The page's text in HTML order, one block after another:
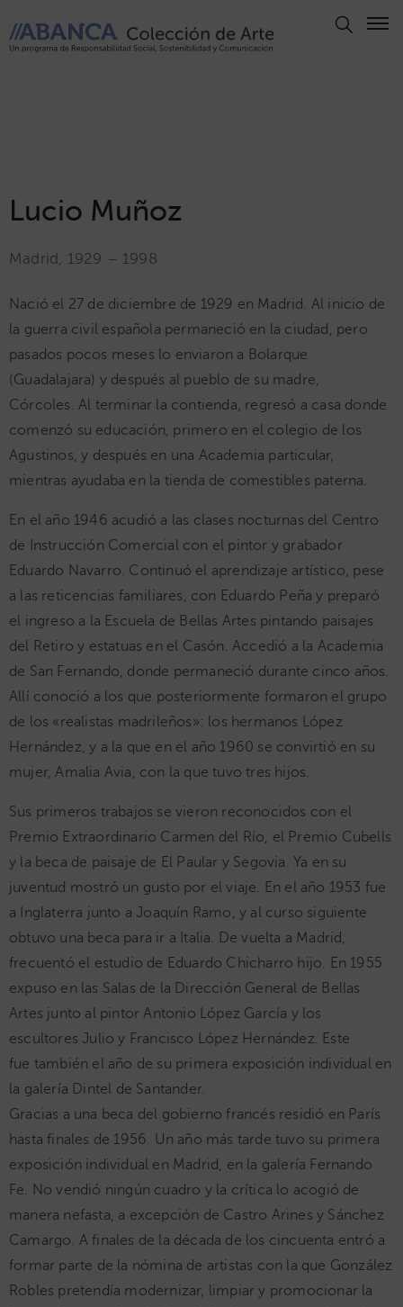
Lucio Muñoz
Madrid, 1929 – 1998
Nació el 27 de diciembre de 1929 en Madrid. Al inicio de
la guerra civil española permaneció en la ciudad, pero
pasados pocos meses lo enviaron a Bolarque
(Guadalajara) y después al pueblo de su madre,
Córcoles. Al terminar la contienda, regresó a casa donde
comenzó su educación, primero en el colegio de los
Agustinos, y después en una Academia particular,
mientras ayudaba en la tienda de comestibles paterna.
En el año 1946 acudió a las clases nocturnas del Centro
de Instrucción Comercial con el pintor y grabador
Eduardo Navarro. Continuó el aprendizaje artístico, pese
a las reticencias familiares, con Eduardo Peña y preparó
el ingreso a la Escuela de Bellas Artes pintando paisajes
del Retiro y estatuas en el Casón. Accedió a la Academia
de San Fernando, donde permaneció durante cinco años.
Allí conoció a los que posteriormente formaron el grupo
de los «realistas madrileños»: los hermanos López
Hernández, y a la que en el año 1960 se convirtió en su
mujer, Amalia Avia, con la que tuvo tres hijos.
Sus primeros trabajos se vieron reconocidos con el
Premio Extraordinario Carmen del Río, el Premio Cubells
y la beca de paisaje de El Paular y Segovia. Ya en su
juventud mostró un gusto por el viaje. En el año 1953 fue
a Inglaterra junto a Joaquín Ramo, y al curso siguiente
obtuvo una beca para ir a Italia. De vuelta a Madrid,
frecuentó el estudio de Eduardo Chicharro hijo. En 1955
expuso en las Salas de la Dirección General de Bellas
Artes junto al pintor Antonio López García y los
escultores Julio y Francisco López Hernández. Este
fue también el año de su primera exposición individual en
la galería Dintel de Santander.
Gracias a una beca del gobierno francés residió en París
hasta finales de 1956. Un año más tarde tuvo su primera
exposición individual en Madrid, en la galería Fernando
Fe. No vendió ningún cuadro y la crítica lo acogió de
manera nefasta, a excepción de Castro Arines y Sánchez
Camargo. A finales de la década de los cincuenta entró a
formar parte de la nómina de artistas con la que González
Robles pretendía modernizar, limpiar y promocionar la
Politica
de
Cookies
de
Cookies
Derechos
de Autor
ABANCA